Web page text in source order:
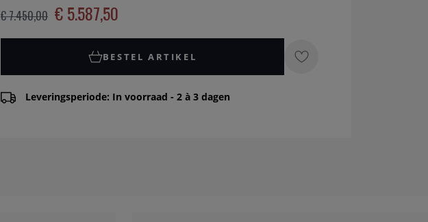
€ 7.450,00 € 5.587,50
BESTEL ARTIKEL
Leveringsperiode: In voorraad - 2 à 3 dagen